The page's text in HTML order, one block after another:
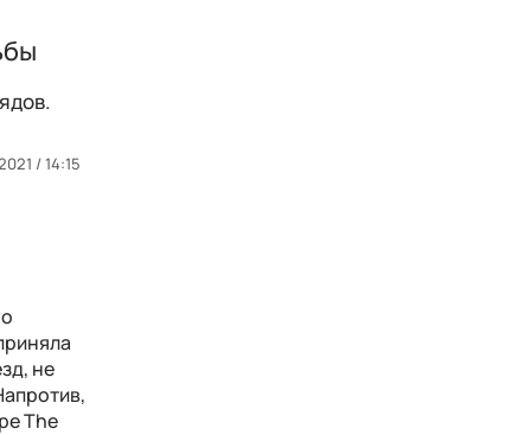
/ 14:15
не
The